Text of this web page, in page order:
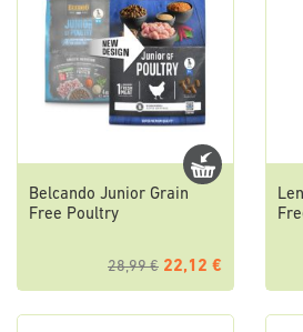
Belcando Junior Grain
Free Poultry
28,99 € 22,12 €